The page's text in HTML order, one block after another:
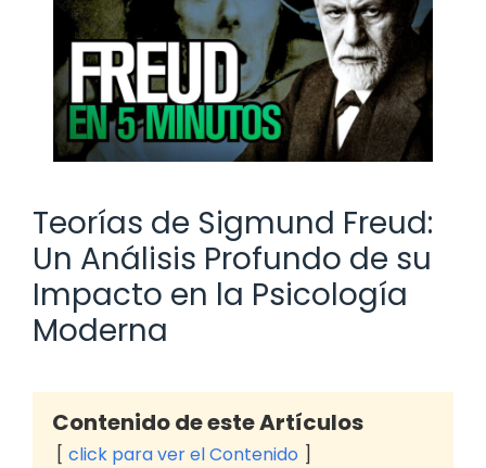
Teorías de Sigmund Freud:
Un Análisis Profundo de su
Impacto en la Psicología
Moderna
Contenido de este Artículos
click para ver el Contenido